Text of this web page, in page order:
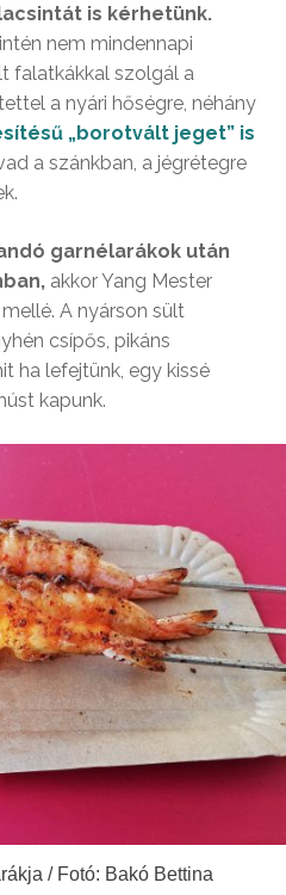
is kérhetünk.
nem mindennapi
falatkákkal szolgál a
a nyári hőségre, néhány
„borotvált jeget” is
a szánkban, a jégrétegre
garnélarákok után
akkor Yang Mester
A nyárson sült
csípős, pikáns
ha lefejtünk, egy kissé
kapunk.
/ Fotó: Bakó Bettina